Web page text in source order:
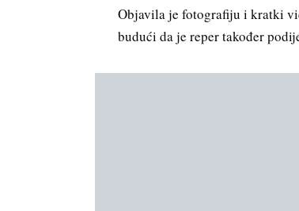
Objavila je fotografiju i kratki
budući da je reper također